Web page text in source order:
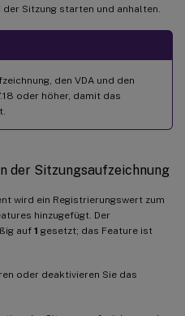
Sitzung starten und anhalten.
den VDA und den
oder höher, damit das
der Sitzungsaufzeichnung
wird ein Registrierungswert zum
hinzugefügt. Der
auf 1 gesetzt; das Feature ist
oder deaktivieren Sie das